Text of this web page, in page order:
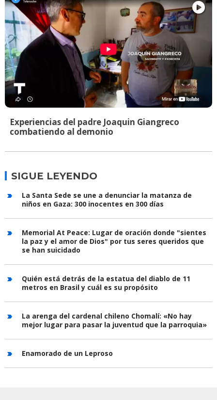
Experiencias del padre Joaquin Giangreco
combatiendo al demonio
SIGUE LEYENDO
La Santa Sede se une a denunciar la matanza de
niños en Gaza: 300 inocentes en 300 días
Memorial At Peace: Lugar de oración donde "sientes
la paz y el amor de Dios" por tus seres queridos que
se han suicidado
Quién está detrás de la estatua del diablo de 11
metros en Brasil y cuál es su propósito
La arenga del cardenal chileno Chomalí: «No hay
mejor lugar para pasar la juventud que la parroquia»
Enamorado de un Leproso